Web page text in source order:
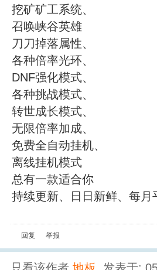
挖矿矿工系统、
召唤峡谷英雄
刀刀掉落属性、
各种倍率光环、
DNF强化模式、
各种挑战模式、
转世成长模式、
无限倍率加成、
免费全自动挂机、
离线挂机模式
总有一款适合你
持续更新、日日新鲜、每
回复 举报